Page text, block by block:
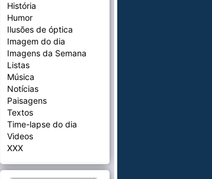
História
Humor
Ilusões de óptica
Imagem do dia
Imagens da Semana
Listas
Música
Notícias
Paisagens
Textos
Time-lapse do dia
Videos
XXX